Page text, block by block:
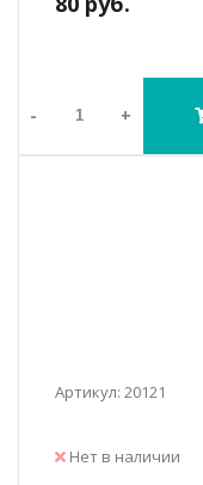
- +
Артикул: 20121
Нет в наличии